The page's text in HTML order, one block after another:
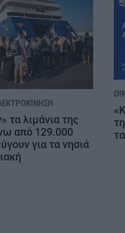
τα λιμάνια της
από 129.000
για τα νησιά